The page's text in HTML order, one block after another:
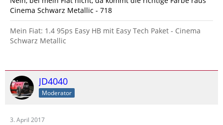
Cinema Schwarz Metallic - 718
Mein Fiat: 1.4 95ps Easy HB mit Easy Tech Paket - Cinema
Schwarz Metallic
JD4040
Moderator
3. April 2017